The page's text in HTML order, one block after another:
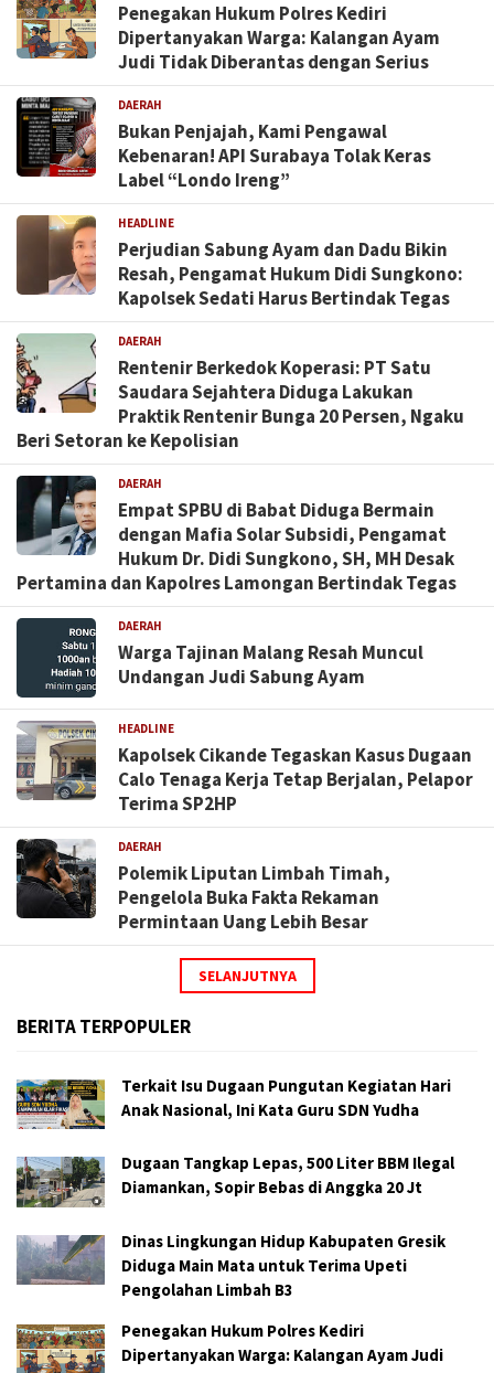
Penegakan Hukum Polres Kediri
Dipertanyakan Warga: Kalangan Ayam
Judi Tidak Diberantas dengan Serius
DAERAH
Bukan Penjajah, Kami Pengawal
Kebenaran! API Surabaya Tolak Keras
Label “Londo Ireng”
HEADLINE
Perjudian Sabung Ayam dan Dadu Bikin
Resah, Pengamat Hukum Didi Sungkono:
Kapolsek Sedati Harus Bertindak Tegas
DAERAH
Rentenir Berkedok Koperasi: PT Satu
Saudara Sejahtera Diduga Lakukan
Praktik Rentenir Bunga 20 Persen, Ngaku
Beri Setoran ke Kepolisian
DAERAH
Empat SPBU di Babat Diduga Bermain
dengan Mafia Solar Subsidi, Pengamat
Hukum Dr. Didi Sungkono, SH, MH Desak
Pertamina dan Kapolres Lamongan Bertindak Tegas
DAERAH
Warga Tajinan Malang Resah Muncul
Undangan Judi Sabung Ayam
HEADLINE
Kapolsek Cikande Tegaskan Kasus Dugaan
Calo Tenaga Kerja Tetap Berjalan, Pelapor
Terima SP2HP
DAERAH
Polemik Liputan Limbah Timah,
Pengelola Buka Fakta Rekaman
Permintaan Uang Lebih Besar
SELANJUTNYA
BERITA TERPOPULER
Terkait Isu Dugaan Pungutan Kegiatan Hari
Anak Nasional, Ini Kata Guru SDN Yudha
Dugaan Tangkap Lepas, 500 Liter BBM Ilegal
Diamankan, Sopir Bebas di Anggka 20 Jt
Dinas Lingkungan Hidup Kabupaten Gresik
Diduga Main Mata untuk Terima Upeti
Pengolahan Limbah B3
Penegakan Hukum Polres Kediri
Dipertanyakan Warga: Kalangan Ayam Judi